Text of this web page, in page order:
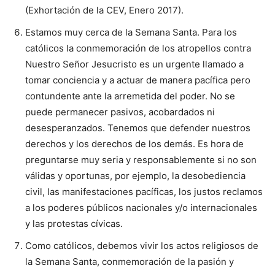
(Exhortación de la CEV, Enero 2017).
Estamos muy cerca de la Semana Santa. Para los
católicos la conmemoración de los atropellos contra
Nuestro Señor Jesucristo es un urgente llamado a
tomar conciencia y a actuar de manera pacífica pero
contundente ante la arremetida del poder. No se
puede permanecer pasivos, acobardados ni
desesperanzados. Tenemos que defender nuestros
derechos y los derechos de los demás. Es hora de
preguntarse muy seria y responsablemente si no son
válidas y oportunas, por ejemplo, la desobediencia
civil, las manifestaciones pacíficas, los justos reclamos
a los poderes públicos nacionales y/o internacionales
y las protestas cívicas.
Como católicos, debemos vivir los actos religiosos de
la Semana Santa, conmemoración de la pasión y